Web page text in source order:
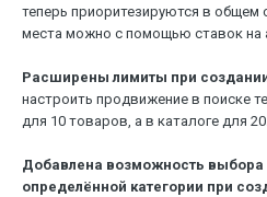
теперь приоритезируются в общем
места можно с помощью ставок на
Расширены лимиты при
настроить продвижение в поиске
для 10 товаров, а в каталоге для
Добавлена возможность выбора
определённой категории при